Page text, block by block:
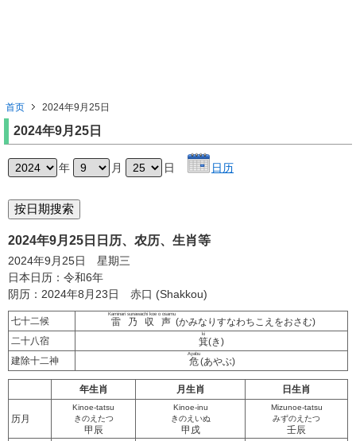
首页 2024年9月25日
2024年9月25日
年 月 日 日历
2024年9月25日日历、农历、生肖等
2024年9月25日 星期三
日本日历：令和6年
阴历：2024年8月23日 赤口 (Shakkou)
七十二候 雷乃収声
Kaminari sunawachi koe o osamu
(かみなりすなわちこえをおさむ)
二十八宿
箕
ki
(き)
建除十二神
危
Ayabu
(あやぶ)
年生肖 月生肖 日生肖
历月
Kinoe-tatsu
きのえたつ
甲辰
Kinoe-inu
きのえいぬ
甲戌
Mizunoe-tatsu
みずのえたつ
壬辰